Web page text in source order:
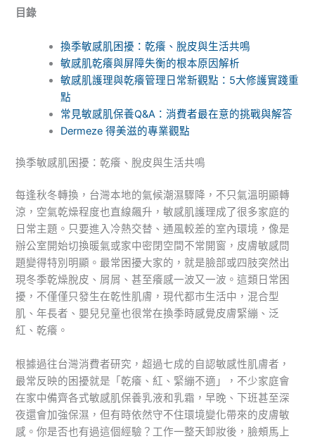
目錄
換季敏感肌困擾：乾癢、脫皮與生活共鳴
敏感肌乾癢與屏障失衡的根本原因解析
敏感肌護理與乾癢管理日常新觀點：5大修護實踐重
點
常見敏感肌保養Q&A：消費者最在意的挑戰與解答
Dermeze 得美滋的專業觀點
換季敏感肌困擾：乾癢、脫皮與生活共鳴
每逢秋冬轉換，台灣本地的氣候潮濕驟降，不只氣溫明顯轉
涼，空氣乾燥程度也直線飆升，敏感肌護理成了很多家庭的
日常主題。只要進入冷熱交替、通風較差的室內環境，像是
辦公室開始切換暖氣或家中密閉空間不常開窗，皮膚敏感問
題變得特別明顯。最常困擾大家的，就是臉部或四肢突然出
現冬季乾燥脫皮、屑屑、甚至癢感一波又一波。這類日常困
擾，不僅僅只發生在乾性肌膚，現代都市生活中，混合型
肌、年長者、嬰兒兒童也很常在換季時感覺皮膚緊繃、泛
紅、乾癢。
根據過往台灣消費者研究，超過七成的自認敏感性肌膚者，
最常反映的困擾就是「乾癢、紅、緊繃不適」，不少家庭會
在家中備齊各式敏感肌保養乳液和乳霜，早晚、下班甚至深
夜還會加強保濕，但有時依然守不住環境變化帶來的皮膚敏
感。你是否也有過這個經驗？工作一整天卸妝後，臉頰馬上